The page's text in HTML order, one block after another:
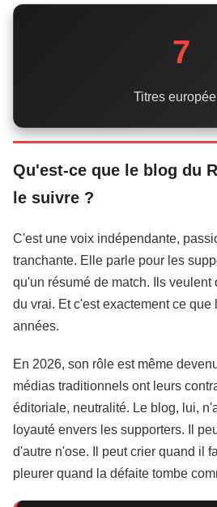
7
Titres
Qu'est-ce que le blog du
le suivre ?
C'est une voix indépendante,
tranchante. Elle parle pour les
qu'un résumé de match. Ils veulent
du vrai. Et c'est exactement ce
années.
En 2026, son rôle est même
médias traditionnels ont leurs
éditoriale, neutralité. Le blog, lui,
loyauté envers les supporters. Il
d'autre n'ose. Il peut crier quand il
pleurer quand la défaite tombe